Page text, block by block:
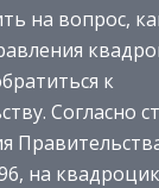
на вопрос,
к
Согласно
на